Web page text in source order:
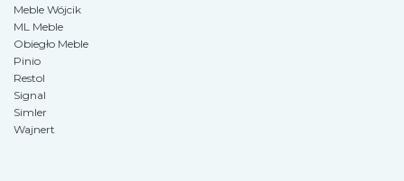
Meble Wójcik
ML Meble
Obiegło Meble
Pinio
Restol
Signal
Simler
Wajnert